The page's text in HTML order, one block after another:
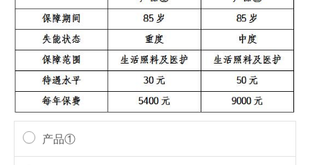
产品①